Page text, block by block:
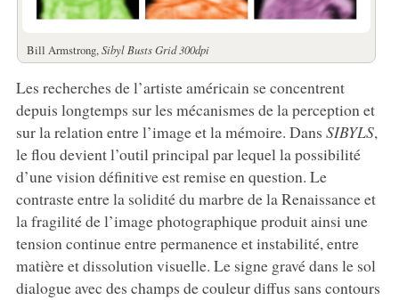
Bill Armstrong,Sibyl Busts Grid 300dpi
Les recherches de l’artiste américain se concentrent
depuis longtemps sur les mécanismes de la perception et
sur la relation entre l’image et la mémoire. Dans SIBYLS,
le flou devient l’outil principal par lequel la possibilité
d’une vision définitive est remise en question. Le
contraste entre la solidité du marbre de la Renaissance et
la fragilité de l’image photographique produit ainsi une
tension continue entre permanence et instabilité, entre
matière et dissolution visuelle. Le signe gravé dans le sol
dialogue avec des champs de couleur diffus sans contours